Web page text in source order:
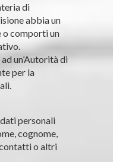
di
abbia un
o comporti un
un’Autorità di
per la
personali
cognome,
o altri